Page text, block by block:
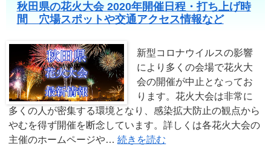
秋田県の花火大会 2020年開催日程・打ち上げ時
間 穴場スポットや交通アクセス情報など
新型コロナウイルスの影響
により多くの会場で花火大
会の開催が中止となってお
ります。花火大会は非常に
多くの人が密集する環境となり、感染拡大防止の観点から
やむを得ず開催を断念しています。詳しくは各花火大会の
主催のホームページや…続きを読む